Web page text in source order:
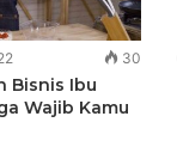
30
Bisnis Ibu
Wajib Kamu